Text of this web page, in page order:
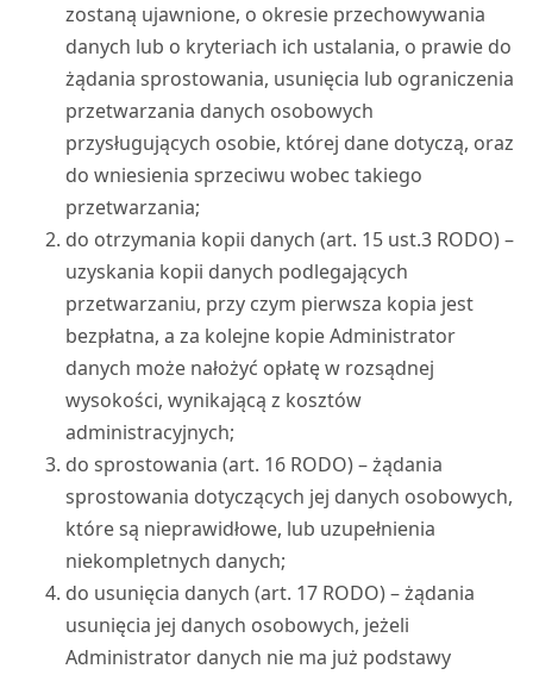
zostaną ujawnione, o okresie przechowywania
danych lub o kryteriach ich ustalania, o prawie do
żądania sprostowania, usunięcia lub ograniczenia
przetwarzania danych osobowych
przysługujących osobie, której dane dotyczą, oraz
do wniesienia sprzeciwu wobec takiego
przetwarzania;
do otrzymania kopii danych (art. 15 ust.3 RODO) –
uzyskania kopii danych podlegających
przetwarzaniu, przy czym pierwsza kopia jest
bezpłatna, a za kolejne kopie Administrator
danych może nałożyć opłatę w rozsądnej
wysokości, wynikającą z kosztów
administracyjnych;
do sprostowania (art. 16 RODO) – żądania
sprostowania dotyczących jej danych osobowych,
które są nieprawidłowe, lub uzupełnienia
niekompletnych danych;
do usunięcia danych (art. 17 RODO) – żądania
usunięcia jej danych osobowych, jeżeli
Administrator danych nie ma już podstawy